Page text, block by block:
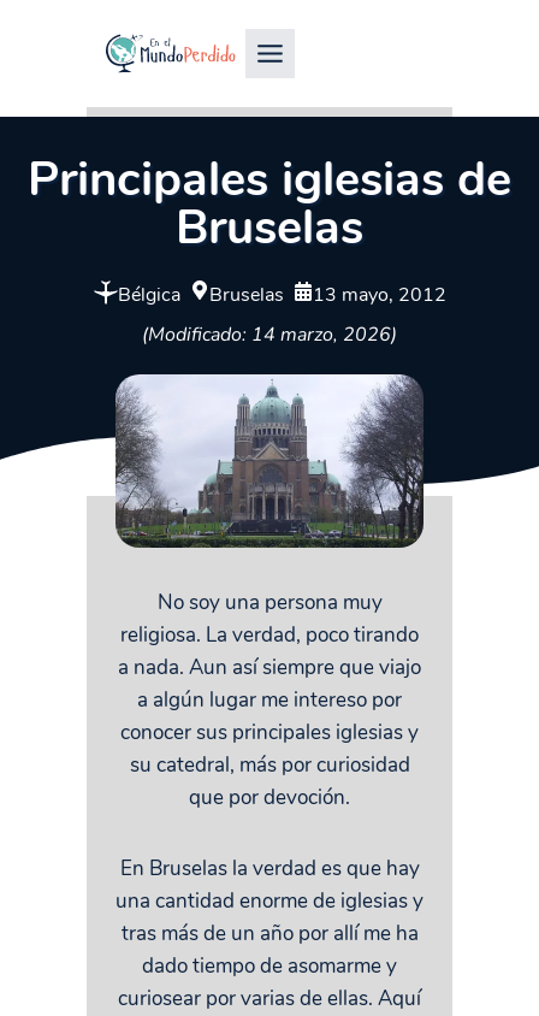
Principales iglesias de
Bruselas
Bélgica Bruselas
13 mayo, 2012
(Modificado: 14 marzo, 2026)
No soy una persona muy
religiosa. La verdad, poco tirando
a nada. Aun así siempre que viajo
a algún lugar me intereso por
conocer sus principales iglesias y
su catedral, más por curiosidad
que por devoción.
En Bruselas la verdad es que hay
una cantidad enorme de iglesias y
tras más de un año por allí me ha
dado tiempo de asomarme y
curiosear por varias de ellas. Aquí